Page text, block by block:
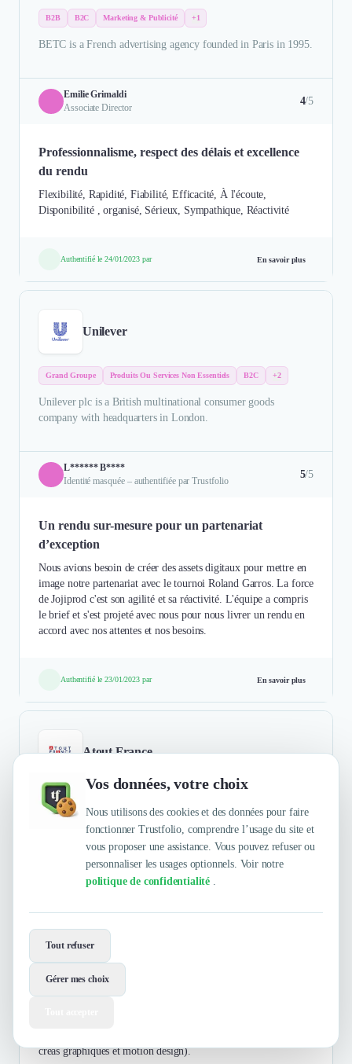
Vos données, votre choix
Nous utilisons des cookies et des données pour faire
fonctionner Trustfolio, comprendre l’usage du site et
vous proposer une assistance. Vous pouvez refuser ou
personnaliser les usages optionnels. Voir notre
politique de confidentialité .
Tout refuser
Gérer mes choix
B2B B2C Marketing & Publicité +1
BETC is a French advertising agency founded in Paris in 1995.
Emilie Grimaldi
Associate Director
4/5
Professionnalisme, respect des délais et excellence
du rendu
Flexibilité, Rapidité, Fiabilité, Efficacité, À l'écoute,
Disponibilité , organisé, Sérieux, Sympathique, Réactivité
Authentifié le 24/01/2023 par En savoir plus
Unilever
Grand Groupe Produits Ou Services Non Essentiels B2C +2
Unilever plc is a British multinational consumer goods
company with headquarters in London.
L****** B****
Identité masquée – authentifiée par Trustfolio
5/5
Un rendu sur-mesure pour un partenariat
d’exception
Nous avions besoin de créer des assets digitaux pour mettre en
image notre partenariat avec le tournoi Roland Garros. La force
de Jojiprod c'est son agilité et sa réactivité. L'équipe a compris
le brief et s'est projeté avec nous pour nous livrer un rendu en
accord avec nos attentes et nos besoins.
Authentifié le 23/01/2023 par En savoir plus
Atout France
B2B
Dennemont Virginie
Une mini-série inspirante à la découverte des talents
locaux
créas graphiques et motion design).